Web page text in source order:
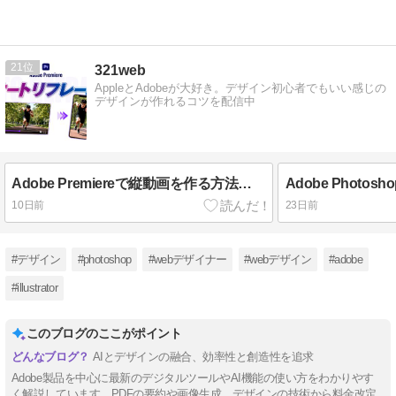
21 321web
AppleとAdobeが大好き。デザイン初心者でもいい感じの
デザインが作れるコツを配信中
Adobe Premiereで縦動画を作る方法｜オートリフレームで横動画を9:16に変換【PR】
10日前 23日前
#デザイン #photoshop #webデザイナー #webデザイン #adobe
#illustrator
このブログのここがポイント
AIとデザインの融合、効率性と創造性を追求
Adobe製品を中心に最新のデジタルツールやAI機能の使い方をわかりやす